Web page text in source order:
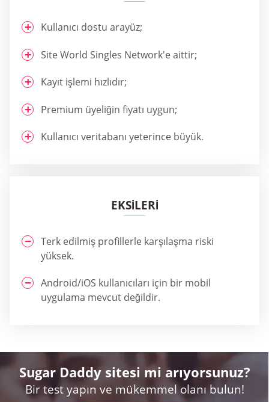
Kullanıcı dostu arayüz;
Site World Singles Network'e aittir;
Kayıt işlemi hızlıdır;
Premium üyeliğin fiyatı uygun;
Kullanıcı veritabanı yeterince büyük.
EKSILERI
Terk edilmiş profillerle karşılaşma riski
yüksek.
Android/iOS kullanıcıları için bir mobil
uygulama mevcut değildir.
Sugar Daddy sitesi mi arıyorsunuz?
Bir test yapın ve mükemmel olanı bulun!